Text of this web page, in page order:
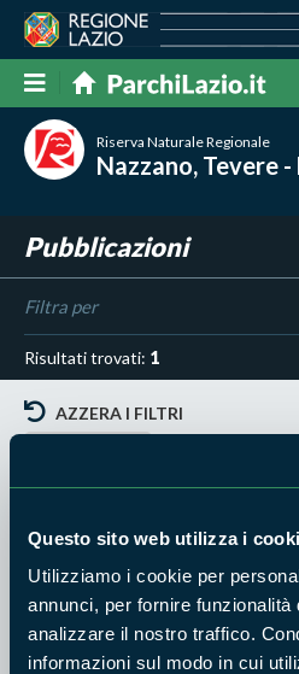
Questo sito web utilizza i
Utilizziamo i cookie per
annunci, per fornire
analizzare il nostro traffico.
informazioni sul modo in cui
Riserva Naturale Regionale
Nazzano, Tevere
Pubblicazioni
Filtra per
Risultati trovati: 1
AZZERA I FILTRI
RISERVA
Atlante
della
Farfa